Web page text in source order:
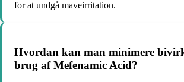
for at undgå maveirritation.
Hvordan kan man minimere
brug af Mefenamic Acid?